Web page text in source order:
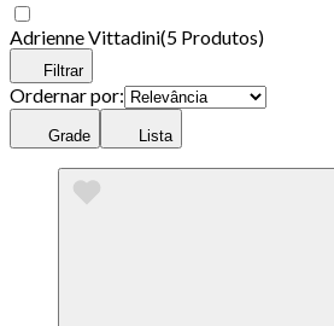
Adrienne Vittadini(5 Produtos)
Filtrar
Ordernar por:
Grade Lista